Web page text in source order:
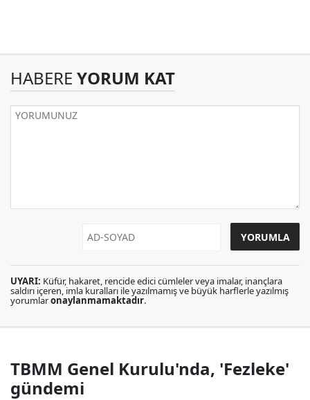
HABERE YORUM KAT
UYARI: Küfür, hakaret, rencide edici cümleler veya imalar, inançlara
saldırı içeren, imla kuralları ile yazılmamış ve büyük harflerle yazılmış
yorumlaronaylanmamaktadır.
TBMM Genel Kurulu'nda, 'Fezleke'
gündemi